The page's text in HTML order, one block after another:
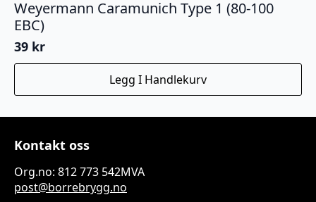
Weyermann Caramunich Type 1 (80-100
EBC)
39 kr
Legg I Handlekurv
Kontakt oss
Org.no: 812 773 542MVA
post@borrebrygg.no